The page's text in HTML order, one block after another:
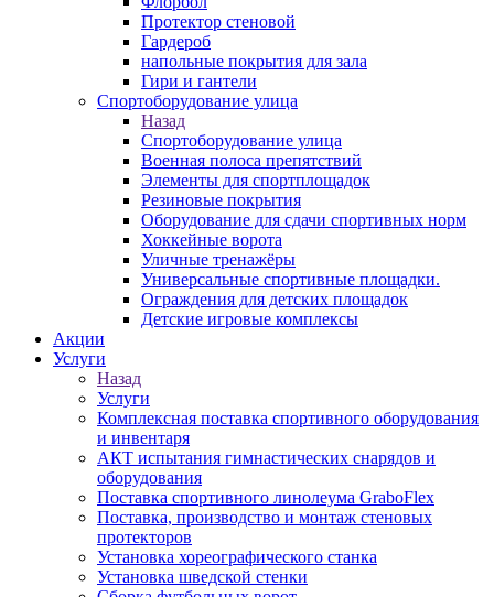
Протектор стеновой
Гардероб
напольные покрытия для зала
Гири и гантели
Спортоборудование улица
Назад
Спортоборудование улица
Военная полоса препятствий
Элементы для спортплощадок
Резиновые покрытия
Оборудование для сдачи спортивных норм
Хоккейные ворота
Уличные тренажёры
Универсальные спортивные площадки.
Ограждения для детских площадок
Детские игровые комплексы
Акции
Услуги
Назад
Услуги
Комплексная поставка спортивного оборудования
и инвентаря
АКТ испытания гимнастических снарядов и
оборудования
Поставка спортивного линолеума GraboFlex
Поставка, производство и монтаж стеновых
протекторов
Установка хореографического станка
Установка шведской стенки